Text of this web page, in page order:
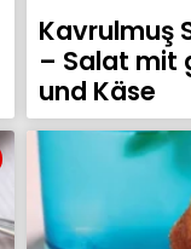
Kavrulmuş
– Salat mit
und Käse